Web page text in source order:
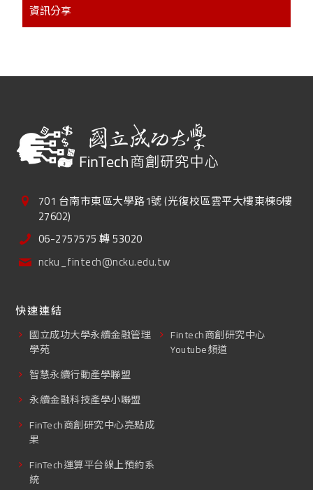
資訊分享
701 台南市東區大學路1號 (光復校區雲平大樓東棟6樓
27602)
06-2757575 轉 53020
ncku_fintech@ncku.edu.tw
快速連結
國立成功大學永續金融管理
學苑
智慧永續行動產學聯盟
永續金融科技產學小聯盟
FinTech商創研究中心亮點成
果
FinTech運算平台線上預約系
統
Fintech商創研究中心
Youtube頻道